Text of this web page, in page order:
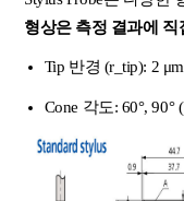
형상은 측정 결과에
Tip 반경 (r_tip): 2
Cone 각도: 60°,